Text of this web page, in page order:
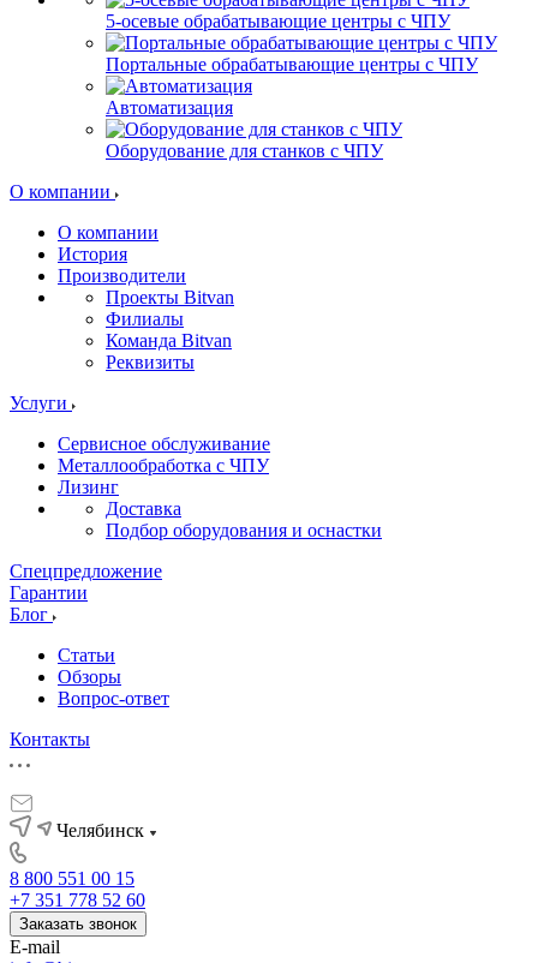
5-осевые обрабатывающие центры с ЧПУ
Портальные обрабатывающие центры с ЧПУ
Автоматизация
Оборудование для станков с ЧПУ
О компании
О компании
История
Производители
Проекты Bitvan
Филиалы
Команда Bitvan
Реквизиты
Услуги
Сервисное обслуживание
Металлообработка с ЧПУ
Лизинг
Доставка
Подбор оборудования и оснастки
Спецпредложение
Гарантии
Блог
Статьи
Обзоры
Вопрос-ответ
Контакты
Челябинск
8 800 551 00 15
+7 351 778 52 60
Заказать звонок
E-mail